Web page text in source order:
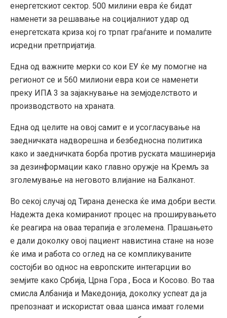
енергетскиот сектор. 500 милини евра ќе бидат
наменети за решавање на социјалниот удар од
енергетската криза кој го трпат граѓаните и помалите
исредни претпријатија.
Една од важните мерки со кои ЕУ ќе му помогне на
регионот се и 560 милиони евра кои се наменети
преку ИПА 3 за зајакнување на земјоделството и
производството на храната.
Една од целите на овој самит е и усогласување на
заедничката надворешна и безбедносна политика
како и заедничката борба против руската машинерија
за дезинформации како главно оружје на Кремљ за
зголемување на неговото влијание на Балканот.
Во секој случај од Тирана денеска ќе има добри вести.
Надежта дека комираниот процес на проширувањето
ќе реагира на оваа терапија е зголемена. Прашањето
е дали доколку овој пациент навистина стане на нозе
ќе има и работа со оглед на се компликуваните
состојби во однос на европските интегарции во
земјите како Србија, Црна Гора , Боса и Косово. Во таа
смисла Албанија и Македонија, доколку успеат да ја
препознаат и искористат оваа шанса имаат големи